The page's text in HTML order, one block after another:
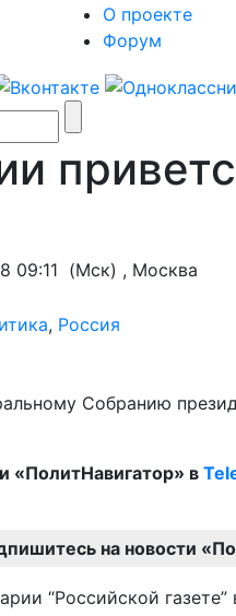
О проекте
Форум
09:11 (Мск) , Москва
, Россия
Собранию
«ПолитНавигатор» в
на новости
“Российской